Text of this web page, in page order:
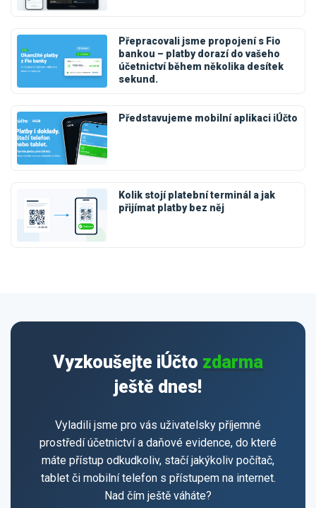
Přepracovali jsme propojení s Fio
bankou – platby dorazí do vašeho
účetnictví během několika desítek
sekund.
Představujeme mobilní aplikaci iÚčto
Kolik stojí platební terminál a jak
přijímat platby bez něj
Vyzkoušejte iÚčto zdarma
ještě dnes!
Vyladili jsme pro vás uživatelsky příjemné
prostředí účetnictví a daňové evidence, do které
máte přístup odkudkoliv, stačí jakýkoliv počítač,
tablet či mobilní telefon s přístupem na internet.
Nad čím ještě váháte?